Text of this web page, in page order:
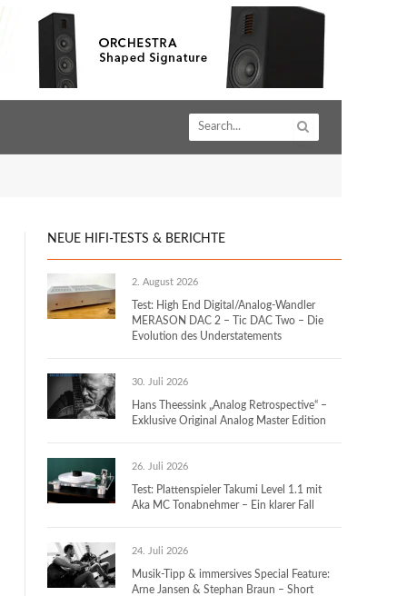
NEUE HIFI-TESTS & BERICHTE
2. August 2026
Test: High End Digital/Analog-Wandler
MERASON DAC 2 – Tic DAC Two – Die
Evolution des Understatements
30. Juli 2026
Hans Theessink „Analog Retrospective“ –
Exklusive Original Analog Master Edition
26. Juli 2026
Test: Plattenspieler Takumi Level 1.1 mit
Aka MC Tonabnehmer – Ein klarer Fall
24. Juli 2026
Musik-Tipp & immersives Special Feature:
Arne Jansen & Stephan Braun – Short